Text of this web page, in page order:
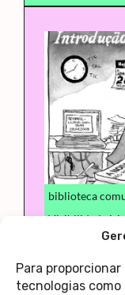
Para
tecnologias como
biblioteca
Visibilidade
LGBT
Os
24 de janeiro